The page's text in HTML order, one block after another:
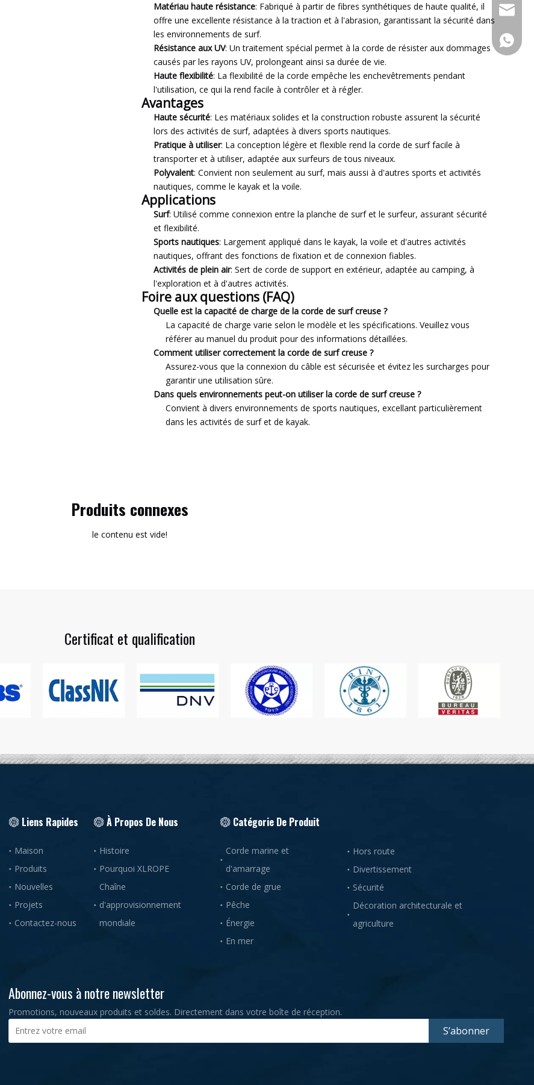
Matériau haute résistance: Fabriqué à partir de fibres synthétiques de haute qualité, il
offre une excellente résistance à la traction et à l'abrasion, garantissant la sécurité dans
les environnements de surf.
Résistance aux UV: Un traitement spécial permet à la corde de résister aux dommages
causés par les rayons UV, prolongeant ainsi sa durée de vie.
Haute flexibilité: La flexibilité de la corde empêche les enchevêtrements pendant
l'utilisation, ce qui la rend facile à contrôler et à régler.
Avantages
Haute sécurité: Les matériaux solides et la construction robuste assurent la sécurité
lors des activités de surf, adaptées à divers sports nautiques.
Pratique à utiliser: La conception légère et flexible rend la corde de surf facile à
transporter et à utiliser, adaptée aux surfeurs de tous niveaux.
Polyvalent: Convient non seulement au surf, mais aussi à d'autres sports et activités
nautiques, comme le kayak et la voile.
Applications
Surf: Utilisé comme connexion entre la planche de surf et le surfeur, assurant sécurité
et flexibilité.
Sports nautiques: Largement appliqué dans le kayak, la voile et d'autres activités
nautiques, offrant des fonctions de fixation et de connexion fiables.
Activités de plein air: Sert de corde de support en extérieur, adaptée au camping, à
l'exploration et à d'autres activités.
Foire aux questions (FAQ)
Quelle est la capacité de charge de la corde de surf creuse ?
La capacité de charge varie selon le modèle et les spécifications. Veuillez vous
référer au manuel du produit pour des informations détaillées.
Comment utiliser correctement la corde de surf creuse ?
Assurez-vous que la connexion du câble est sécurisée et évitez les surcharges pour
garantir une utilisation sûre.
Dans quels environnements peut-on utiliser la corde de surf creuse ?
Convient à divers environnements de sports nautiques, excellant particulièrement
dans les activités de surf et de kayak.
Produits connexes
le contenu est vide!
Certificat et qualification
+86-
Liens Rapides
Maison
Produits
Nouvelles
Projets
Contactez-nous
À Propos De Nous
Histoire
Pourquoi XLROPE
Chaîne
d'approvisionnement
mondiale
Catégorie De Produit
Corde marine et
d'amarrage
Corde de grue
Pêche
Énergie
En mer
Hors route
Divertissement
Sécurité
Décoration architecturale et
agriculture
Abonnez-vous à notre newsletter
Promotions, nouveaux produits et soldes. Directement dans votre boîte de réception.
S’abonner